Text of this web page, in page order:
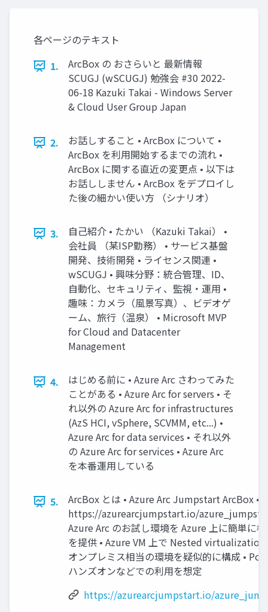
各ページのテキスト
1.
ArcBox の おさらいと 最新情報
SCUGJ (wSCUGJ) 勉強会 #30 2022-
06-18 Kazuki Takai - Windows Server
& Cloud User Group Japan
2.
お話しすること • ArcBox について •
ArcBox を利用開始するまでの流れ •
ArcBox に関する直近の変更点 • 以下は
お話ししません • ArcBox をデプロイし
た後の細かい使い方 （シナリオ）
3.
自己紹介 • たかい （Kazuki Takai） •
会社員 （某ISP勤務） • サービス基盤
開発、技術開発 • ライセンス関連 •
wSCUGJ • 興味分野：統合管理、ID、
自動化、セキュリティ、監視・運用 •
趣味：カメラ（風景写真）、ビデオゲ
ーム、旅行（温泉） • Microsoft MVP
for Cloud and Datacenter
Management
4.
はじめる前に • Azure Arc さわってみた
ことがある • Azure Arc for servers • そ
れ以外の Azure Arc for infrastructures
(AzS HCI, vSphere, SCVMM, etc...) •
Azure Arc for data services • それ以外
の Azure Arc for services • Azure Arc
を本番運用している
5.
ArcBox とは • Azure Arc Jumpstart ArcBox •
https://azurearcjumpstart.io/
Azure Arc のお試し環境を Azure 上に簡単に
を提供 • Azure VM 上で Nested virtualization
オンプレミス相当の環境を疑似的に構成 •
ハンズオンなどでの利用を想定
https://azurearcjumpstart.io/